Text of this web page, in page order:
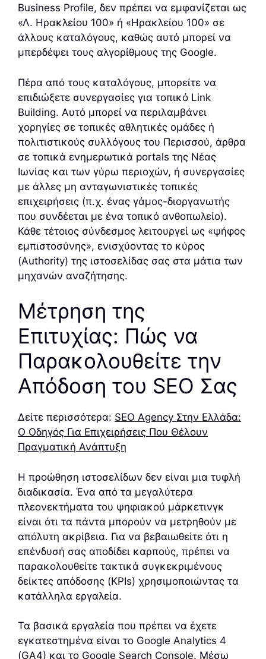
Business Profile, δεν πρέπει να εμφανίζεται ως
«Λ. Ηρακλείου 100» ή «Ηρακλείου 100» σε
άλλους καταλόγους, καθώς αυτό μπορεί να
μπερδέψει τους αλγορίθμους της Google.
Πέρα από τους καταλόγους, μπορείτε να
επιδιώξετε συνεργασίες για τοπικό Link
Building. Αυτό μπορεί να περιλαμβάνει
χορηγίες σε τοπικές αθλητικές ομάδες ή
πολιτιστικούς συλλόγους του Περισσού, άρθρα
σε τοπικά ενημερωτικά portals της Νέας
Ιωνίας και των γύρω περιοχών, ή συνεργασίες
με άλλες μη ανταγωνιστικές τοπικές
επιχειρήσεις (π.χ. ένας γάμος-διοργανωτής
που συνδέεται με ένα τοπικό ανθοπωλείο).
Κάθε τέτοιος σύνδεσμος λειτουργεί ως «ψήφος
εμπιστοσύνης», ενισχύοντας το κύρος
(Authority) της ιστοσελίδας σας στα μάτια των
μηχανών αναζήτησης.
Μέτρηση της
Επιτυχίας: Πώς να
Παρακολουθείτε την
Απόδοση του SEO Σας
Δείτε περισσότερα: SEO Agency Στην Ελλάδα:
Ο Οδηγός Για Επιχειρήσεις Που Θέλουν
Πραγματική Ανάπτυξη
Η προώθηση ιστοσελίδων δεν είναι μια τυφλή
διαδικασία. Ένα από τα μεγαλύτερα
πλεονεκτήματα του ψηφιακού μάρκετινγκ
είναι ότι τα πάντα μπορούν να μετρηθούν με
απόλυτη ακρίβεια. Για να βεβαιωθείτε ότι η
επένδυσή σας αποδίδει καρπούς, πρέπει να
παρακολουθείτε τακτικά συγκεκριμένους
δείκτες απόδοσης (KPIs) χρησιμοποιώντας τα
κατάλληλα εργαλεία.
Τα βασικά εργαλεία που πρέπει να έχετε
εγκατεστημένα είναι το Google Analytics 4
(GA4) και το Google Search Console. Μέσω